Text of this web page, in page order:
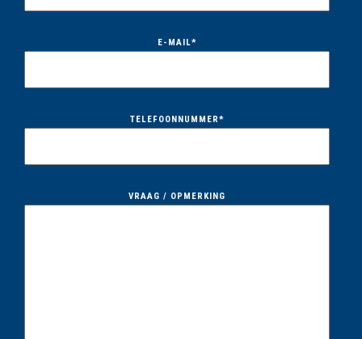
E-MAIL*
TELEFOONNUMMER*
VRAAG / OPMERKING